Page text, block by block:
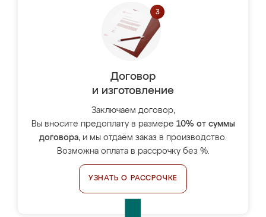
Договор
и изготовление
Заключаем договор,
Вы вносите предоплату в размере 10% от суммы
договора, и мы отдаём заказ в производство.
Возможна оплата в рассрочку без %.
УЗНАТЬ О РАССРОЧКЕ